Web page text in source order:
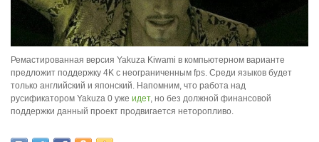
Ремастированная версия Yakuza Kiwami в компьютерном варианте
предложит поддержку 4K с неограниченным fps. Среди языков будет
только английский и японский. Напомним, что работа над
русификатором Yakuza 0 уже идет, но без должной финансовой
поддержки данный проект продвигается неторопливо.